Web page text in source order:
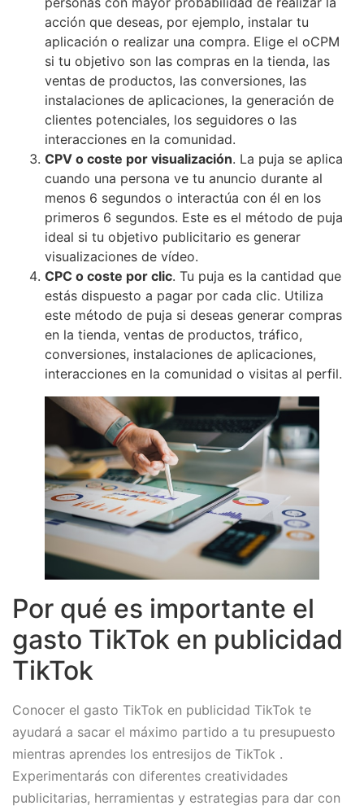
acción que deseas, por ejemplo, instalar tu
aplicación o realizar una compra. Elige el oCPM
si tu objetivo son las compras en la tienda, las
ventas de productos, las conversiones, las
instalaciones de aplicaciones, la generación de
clientes potenciales, los seguidores o las
interacciones en la comunidad.
CPV o coste por visualización. La puja se aplica
cuando una persona ve tu anuncio durante al
menos 6 segundos o interactúa con él en los
primeros 6 segundos. Este es el método de puja
ideal si tu objetivo publicitario es generar
visualizaciones de vídeo.
CPC o coste por clic. Tu puja es la cantidad que
estás dispuesto a pagar por cada clic. Utiliza
este método de puja si deseas generar compras
en la tienda, ventas de productos, tráfico,
conversiones, instalaciones de aplicaciones,
interacciones en la comunidad o visitas al perfil.
Por qué es importante el
gasto TikTok en publicidad
TikTok
Conocer el gasto TikTok en publicidad TikTok te
ayudará a sacar el máximo partido a tu presupuesto
mientras aprendes los entresijos de TikTok .
Experimentarás con diferentes creatividades
publicitarias, herramientas y estrategias para dar con